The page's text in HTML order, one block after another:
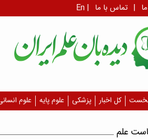
En | | تماس با ما
کل اخبار پزشکی علوم پایه علوم
علم